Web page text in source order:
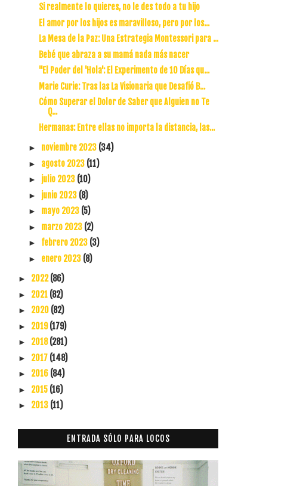
Si realmente lo quieres, no le des todo a tu hijo
El amor por los hijos es maravilloso, pero por los...
La Mesa de la Paz: Una Estrategia Montessori para ...
Bebé que abraza a su mamá nada más nacer
"El Poder del 'Hola': El Experimento de 10 Días qu...
Marie Curie: Tras las La Visionaria que Desafió B...
Cómo Superar el Dolor de Saber que Alguien no Te
Q...
Hermanas: Entre ellas no importa la distancia, las...
► noviembre 2023 (34)
► agosto 2023 (11)
► julio 2023 (10)
► junio 2023 (8)
► mayo 2023 (5)
► marzo 2023 (2)
► febrero 2023 (3)
► enero 2023 (8)
► 2022(86)
► 2021 (82)
► 2020 (82)
► 2019(179)
► 2018(281)
► 2017 (148)
► 2016 (84)
► 2015 (16)
► 2013 (11)
ENTRADA SÓLO PARA LOCOS